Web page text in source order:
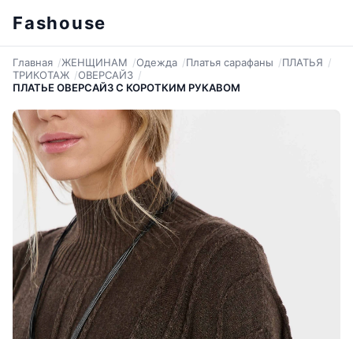
Fashouse
Главная ЖЕНЩИНАМ Одежда Платья сарафаны
ПЛАТЬЯ
ТРИКОТАЖ
ОВЕРСАЙЗ
ПЛАТЬЕ ОВЕРСАЙЗ С КОРОТКИМ РУКАВОМ